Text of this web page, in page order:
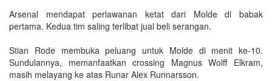
Arsenal mendapat perlawanan ketat dari Molde di babak
pertama. Kedua tim saling terlibat jual beli serangan.
Stian Rode membuka peluang untuk Molde di menit ke-10.
Sundulannya, memanfaatkan crossing Magnus Wolff Elkram,
masih melayang ke atas Runar Alex Runnarsson.